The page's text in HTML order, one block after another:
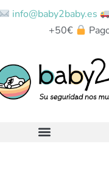
info@baby2baby.es
+50€